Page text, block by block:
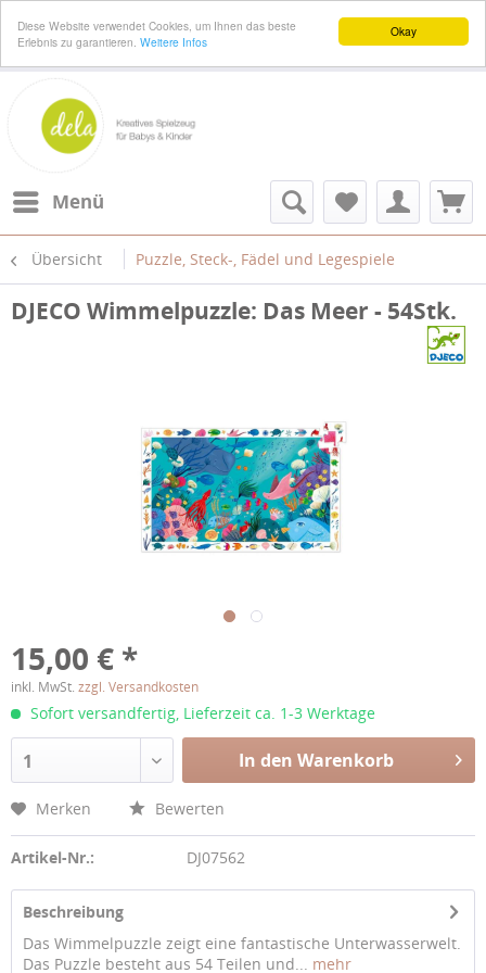
Okay
Diese Website verwendet Cookies, um Ihnen das beste
Erlebnis zu garantieren. Weitere Infos
Menü
Übersicht Puzzle, Steck-, Fädel und Legespiele
DJECO Wimmelpuzzle: Das Meer - 54Stk.
15,00 € *
inkl. MwSt. zzgl. Versandkosten
Sofort versandfertig, Lieferzeit ca. 1-3 Werktage
1 In den Warenkorb
Merken Bewerten
Artikel-Nr.: DJ07562
Beschreibung
Das Wimmelpuzzle zeigt eine fantastische Unterwasserwelt.
Das Puzzle besteht aus 54 Teilen und... mehr